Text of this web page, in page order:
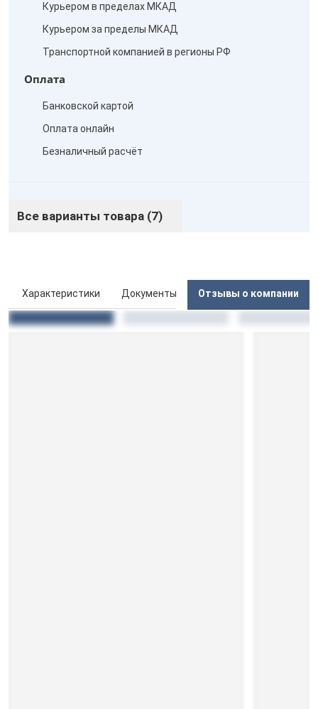
Курьером в пределах МКАД
Курьером за пределы МКАД
Транспортной компанией в регионы РФ
Оплата
Банковской картой
Оплата онлайн
Безналичный расчёт
Все варианты товара (7)
Характеристики Документы Отзывы о компании